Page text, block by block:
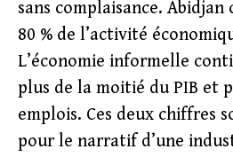
sans complaisance.
80 % de l’activité
L’économie informelle
plus de la moitié du PIB et
emplois. Ces deux chiffres
pour le narratif d’une